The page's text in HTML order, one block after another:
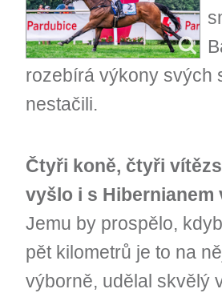
rozebírá výkony svých
nestačili.
Čtyři koně, čtyři
vyšlo i s Hibernianem
Jemu by prospělo,
pět kilometrů je to na
výborně, udělal skvělý